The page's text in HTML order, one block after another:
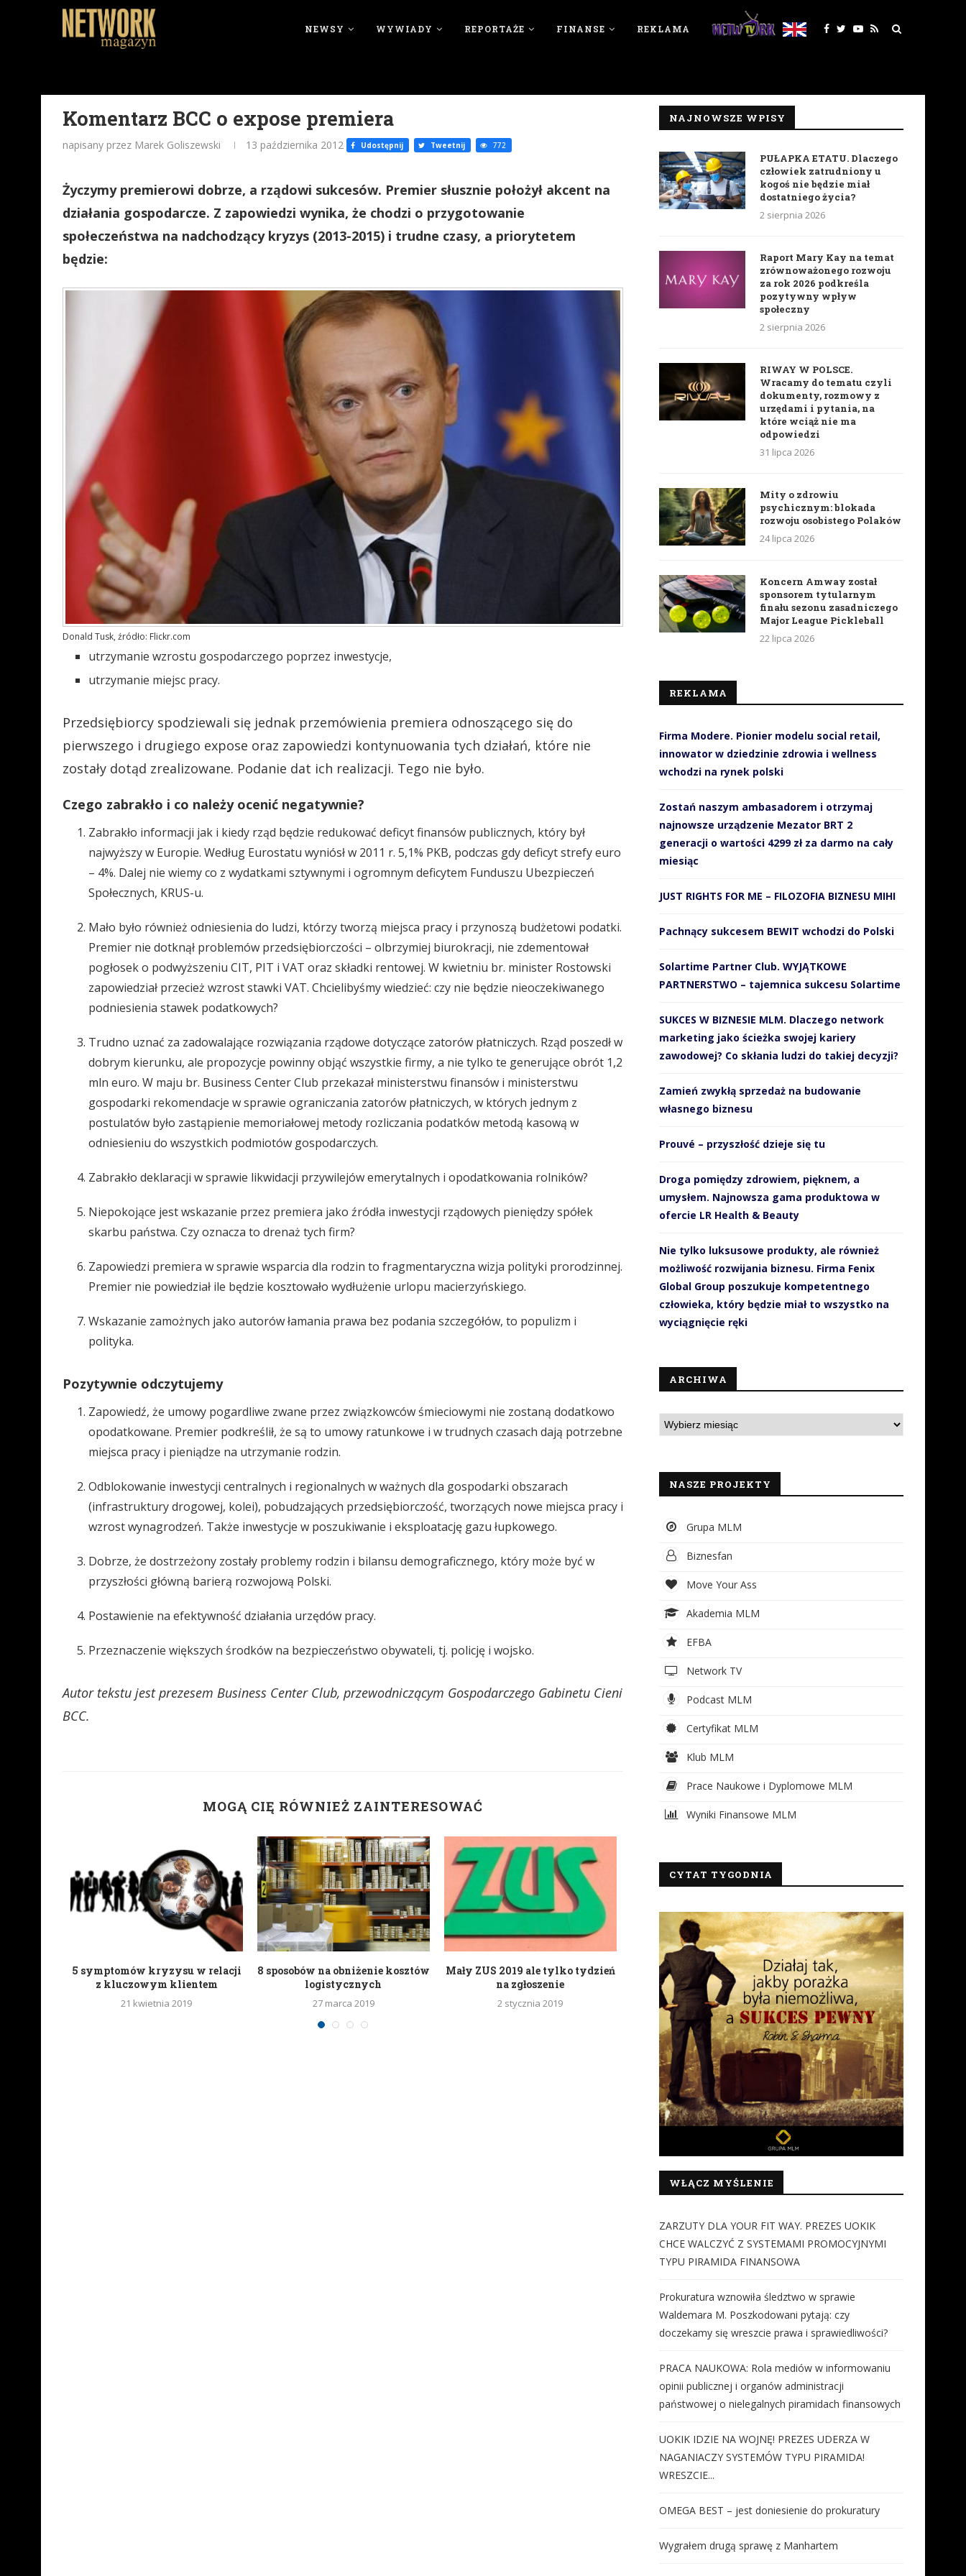
NEWSY WYWIADY REPORTAŻE FINANSE REKLAMA
Komentarz BCC o expose premiera
napisany przez Marek Goliszewski 13 października 2012 Udostępnij Tweetnij 772
Życzymy premierowi dobrze, a rządowi sukcesów. Premier słusznie położył akcent na
działania gospodarcze. Z zapowiedzi wynika, że chodzi o przygotowanie
społeczeństwa na nadchodzący kryzys (2013-2015) i trudne czasy, a priorytetem
będzie:
Donald Tusk, źródło: Flickr.com
utrzymanie wzrostu gospodarczego poprzez inwestycje,
utrzymanie miejsc pracy.
Przedsiębiorcy spodziewali się jednak przemówienia premiera odnoszącego się do
pierwszego i drugiego expose oraz zapowiedzi kontynuowania tych działań, które nie
zostały dotąd zrealizowane. Podanie dat ich realizacji. Tego nie było.
Czego zabrakło i co należy ocenić negatywnie?
Zabrakło informacji jak i kiedy rząd będzie redukować deficyt finansów publicznych, który był
najwyższy w Europie. Według Eurostatu wyniósł w 2011 r. 5,1% PKB, podczas gdy deficyt strefy euro
– 4%. Dalej nie wiemy co z wydatkami sztywnymi i ogromnym deficytem Funduszu Ubezpieczeń
Społecznych, KRUS-u.
Mało było również odniesienia do ludzi, którzy tworzą miejsca pracy i przynoszą budżetowi podatki.
Premier nie dotknął problemów przedsiębiorczości – olbrzymiej biurokracji, nie zdementował
pogłosek o podwyższeniu CIT, PIT i VAT oraz składki rentowej. W kwietniu br. minister Rostowski
zapowiedział przecież wzrost stawki VAT. Chcielibyśmy wiedzieć: czy nie będzie nieoczekiwanego
podniesienia stawek podatkowych?
Trudno uznać za zadowalające rozwiązania rządowe dotyczące zatorów płatniczych. Rząd poszedł w
dobrym kierunku, ale propozycje powinny objąć wszystkie firmy, a nie tylko te generujące obrót 1,2
mln euro. W maju br. Business Center Club przekazał ministerstwu finansów i ministerstwu
gospodarki rekomendacje w sprawie ograniczania zatorów płatniczych, w których jednym z
postulatów było zastąpienie memoriałowej metody rozliczania podatków metodą kasową w
odniesieniu do wszystkich podmiotów gospodarczych.
Zabrakło deklaracji w sprawie likwidacji przywilejów emerytalnych i opodatkowania rolników?
Niepokojące jest wskazanie przez premiera jako źródła inwestycji rządowych pieniędzy spółek
skarbu państwa. Czy oznacza to drenaż tych firm?
Zapowiedzi premiera w sprawie wsparcia dla rodzin to fragmentaryczna wizja polityki prorodzinnej.
Premier nie powiedział ile będzie kosztowało wydłużenie urlopu macierzyńskiego.
Wskazanie zamożnych jako autorów łamania prawa bez podania szczegółów, to populizm i
polityka.
Pozytywnie odczytujemy
Zapowiedź, że umowy pogardliwe zwane przez związkowców śmieciowymi nie zostaną dodatkowo
opodatkowane. Premier podkreślił, że są to umowy ratunkowe i w trudnych czasach dają potrzebne
miejsca pracy i pieniądze na utrzymanie rodzin.
Odblokowanie inwestycji centralnych i regionalnych w ważnych dla gospodarki obszarach
(infrastruktury drogowej, kolei), pobudzających przedsiębiorczość, tworzących nowe miejsca pracy i
wzrost wynagrodzeń. Także inwestycje w poszukiwanie i eksploatację gazu łupkowego.
Dobrze, że dostrzeżony zostały problemy rodzin i bilansu demograficznego, który może być w
przyszłości główną barierą rozwojową Polski.
Postawienie na efektywność działania urzędów pracy.
Przeznaczenie większych środków na bezpieczeństwo obywateli, tj. policję i wojsko.
Autor tekstu jestprezesem Business Center Club, przewodniczącym Gospodarczego Gabinetu Cieni
BCC.
MOGĄ CIĘ RÓWNIEŻ ZAINTERESOWAĆ
5 symptomów kryzysu w relacji
z kluczowym klientem
21 kwietnia 2019
8 sposobów na obniżenie kosztów
logistycznych
27 marca 2019
Mały ZUS 2019 ale tylko tydzień
na zgłoszenie
2 stycznia 2019
Szkoły zawodowe i techniczne
za pan brat z...
3 grudnia 2018
Klienci chcą być
traktowani, ale…
26 października 2018
NAJNOWSZE WPISY
PUŁAPKA ETATU. Dlaczego
człowiek zatrudniony u
kogoś nie będzie miał
dostatniego życia?
2 sierpnia 2026
Raport Mary Kay na temat
zrównoważonego rozwoju
za rok 2026 podkreśla
pozytywny wpływ
społeczny
2 sierpnia 2026
RIWAY W POLSCE.
Wracamy do tematu czyli
dokumenty, rozmowy z
urzędami i pytania, na
które wciąż nie ma
odpowiedzi
31 lipca 2026
Mity o zdrowiu
psychicznym: blokada
rozwoju osobistego Polaków
24 lipca 2026
Koncern Amway został
sponsorem tytularnym
finału sezonu zasadniczego
Major League Pickleball
22 lipca 2026
REKLAMA
Firma Modere. Pionier modelu social retail,
innowator w dziedzinie zdrowia i wellness
wchodzi na rynek polski
Zostań naszym ambasadorem i otrzymaj
najnowsze urządzenie Mezator BRT 2
generacji o wartości 4299 zł za darmo na cały
miesiąc
JUST RIGHTS FOR ME – FILOZOFIA BIZNESU MIHI
Pachnący sukcesem BEWIT wchodzi do Polski
Solartime Partner Club. WYJĄTKOWE
PARTNERSTWO – tajemnica sukcesu Solartime
SUKCES W BIZNESIE MLM. Dlaczego network
marketing jako ścieżka swojej kariery
zawodowej? Co skłania ludzi do takiej decyzji?
Zamień zwykłą sprzedaż na budowanie
własnego biznesu
Prouvé – przyszłość dzieje się tu
Droga pomiędzy zdrowiem, pięknem, a
umysłem. Najnowsza gama produktowa w
ofercie LR Health & Beauty
Nie tylko luksusowe produkty, ale również
możliwość rozwijania biznesu. Firma Fenix
Global Group poszukuje kompetentnego
człowieka, który będzie miał to wszystko na
wyciągnięcie ręki
ARCHIWA
NASZE PROJEKTY
Grupa MLM
Biznesfan
Move Your Ass
Akademia MLM
EFBA
Network TV
Podcast MLM
Certyfikat MLM
Klub MLM
Prace Naukowe i Dyplomowe MLM
Wyniki Finansowe MLM
CYTAT TYGODNIA
WŁĄCZ MYŚLENIE
ZARZUTY DLA YOUR FIT WAY. PREZES UOKIK
CHCE WALCZYĆ Z SYSTEMAMI PROMOCYJNYMI
TYPU PIRAMIDA FINANSOWA
Prokuratura wznowiła śledztwo w sprawie
Waldemara M. Poszkodowani pytają: czy
doczekamy się wreszcie prawa i sprawiedliwości?
PRACA NAUKOWA: Rola mediów w informowaniu
opinii publicznej i organów administracji
państwowej o nielegalnych piramidach finansowych
UOKIK IDZIE NA WOJNĘ! PREZES UDERZA W
NAGANIACZY SYSTEMÓW TYPU PIRAMIDA!
WRESZCIE...
OMEGA BEST – jest doniesienie do prokuratury
Wygrałem drugą sprawę z Manhartem